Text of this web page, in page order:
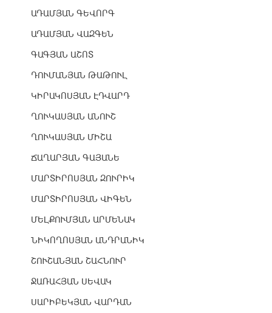
ԱԴԱՄՅԱՆ ԳԵՎՈՐԳ
ԱԴԱՄՅԱՆ ՎԱԶԳԵՆ
ԳԱԳՅԱՆ ԱՇՈՏ
ԴՈՒՄԱՆՅԱՆ ԹԱԹՈՒԼ
ԿԻՐԱԿՈՍՅԱՆ ԷԴՎԱՐԴ
ՂՈՒԿԱՍՅԱՆ ԱՆՈՒՇ
ՂՈՒԿԱՍՅԱՆ ՄԻՇԱ
ՃԱՂԱՐՅԱՆ ԳԱՅԱՆԵ
ՄԱՐՏԻՐՈՍՅԱՆ ԶՈՒՐԻԿ
ՄԱՐՏԻՐՈՍՅԱՆ ՎԻԳԵՆ
ՄԵԼՔՈՒՄՅԱՆ ԱՐՄԵՆԱԿ
ՆԻԿՈՂՈՍՅԱՆ ԱՆԴՐԱՆԻԿ
ՇՈՒՇԱՆՅԱՆ ՇԱՀՆՈՒՐ
ՋԱՌԱՀՅԱՆ ՍԵՎԱԿ
ՍԱՐԻԲԵԿՅԱՆ ՎԱՐԴԱՆ